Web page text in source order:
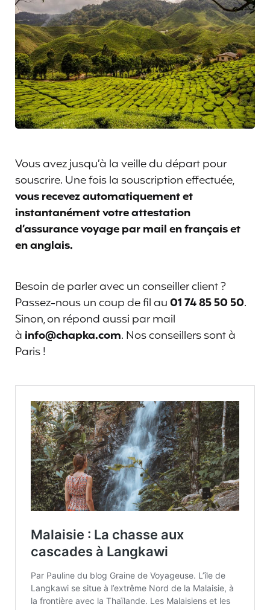
Vous avez jusqu’à la veille du départ pour
souscrire. Une fois la souscription effectuée,
vous recevez automatiquement et
instantanément votre attestation
d’assurance voyage par mail en français et
en anglais.
Besoin de parler avec un conseiller client ?
Passez-nous un coup de fil au01 74 85 50 50.
Sinon, on répond aussi par mail
à info@chapka.com. Nos conseillers sont à
Paris !